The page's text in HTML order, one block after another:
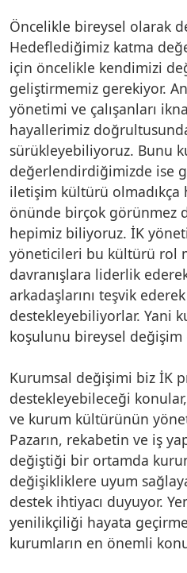
Öncelikle bireysel olarak
Hedeflediğimiz katma
için öncelikle kendimizi
geliştirmemiz gerekiyor.
yönetimi ve çalışanları
hayallerimiz
sürükleyebiliyoruz. Bunu
değerlendirdiğimizde ise
iletişim kültürü
önünde birçok görünmez
hepimiz biliyoruz. İK
yöneticileri bu kültürü rol
davranışlara liderlik
arkadaşlarını teşvik
destekleyebiliyorlar. Yani
koşulunu bireysel
Kurumsal değişimi biz İK
destekleyebileceği
ve kurum kültürünün
Pazarın, rekabetin ve iş
değiştiği bir ortamda
değişikliklere uyum
destek ihtiyacı duyuyor.
yenilikçiliği hayata
kurumların en önemli